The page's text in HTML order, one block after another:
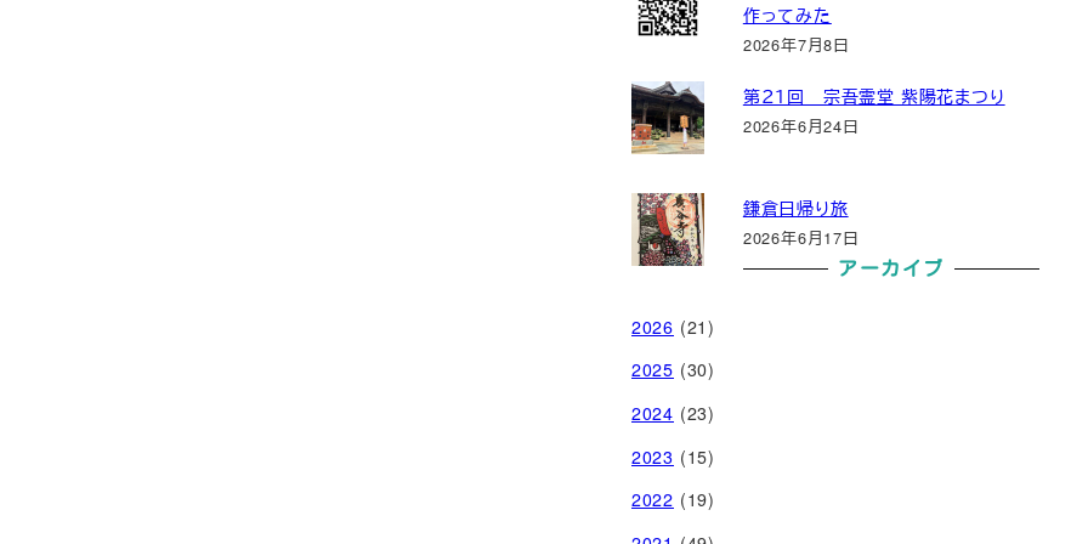
作ってみた
2026年7月8日
第２１回 宗吾霊堂 紫陽花まつり
2026年6月24日
鎌倉日帰り旅
2026年6月17日
アーカイブ
2026 (21)
2025 (30)
2024 (23)
2023 (15)
2022 (19)